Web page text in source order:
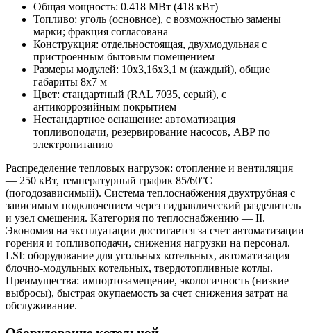
Общая мощность: 0.418 МВт (418 кВт)
Топливо: уголь (основное), с возможностью замены
марки; фракция согласована
Конструкция: отдельностоящая, двухмодульная с
пристроенным бытовым помещением
Размеры модулей: 10х3,16х3,1 м (каждый), общие
габариты 8х7 м
Цвет: стандартный (RAL 7035, серый), с
антикоррозийным покрытием
Нестандартное оснащение: автоматизация
топливоподачи, резервирование насосов, АВР по
электропитанию
Распределение тепловых нагрузок: отопление и вентиляция
— 250 кВт, температурный график 85/60°C
(погодозависимый). Система теплоснабжения двухтрубная с
зависимым подключением через гидравлический разделитель
и узел смешения. Категория по теплоснабжению — II.
Экономия на эксплуатации достигается за счет автоматизации
горения и топливоподачи, снижения нагрузки на персонал.
LSI: оборудование для угольных котельных, автоматизация
блочно-модульных котельных, твердотопливные котлы.
Преимущества: импортозамещение, экологичность (низкие
выбросы), быстрая окупаемость за счет снижения затрат на
обслуживание.